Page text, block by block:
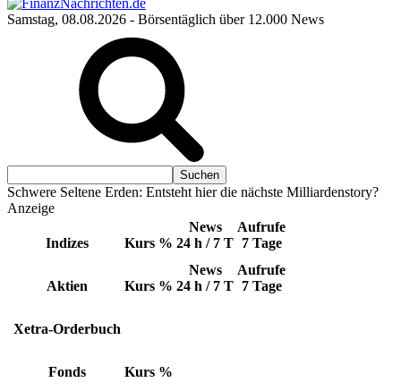
Samstag, 08.08.2026 - Börsentäglich über 12.000 News
Schwere Seltene Erden: Entsteht hier die nächste Milliardenstory?
Anzeige
Indizes Kurs %
News
24 h / 7 T
Aufrufe
7 Tage
Aktien Kurs %
News
24 h / 7 T
Aufrufe
7 Tage
Xetra-Orderbuch
Fonds Kurs %